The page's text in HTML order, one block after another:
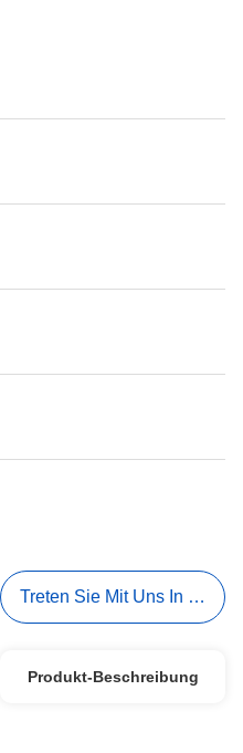
Treten Sie Mit Uns In
Produkt-Beschreibung